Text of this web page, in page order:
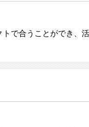
で合うことができ、